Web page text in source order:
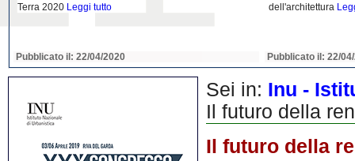
Terra 2020 Leggi tutto
Pubblicato il: 22/04/2020
dell'architettura
Pubblicato il: 22/
Sei in: Inu -
Il futuro della
Il futuro della